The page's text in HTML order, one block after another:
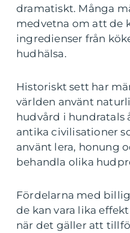
dramatiskt. Många
medvetna om att de
ingredienser från
hudhälsa.
Historiskt sett har
världen använt
hudvård i hundratals
antika civilisationer
använt lera, honung
behandla olika
Fördelarna med
de kan vara lika
när det gäller att